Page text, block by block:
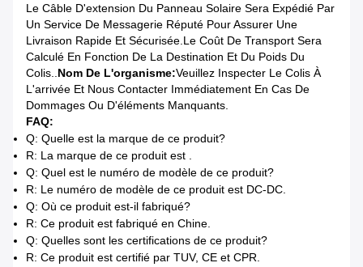
Le Câble D'extension Du Panneau Solaire Sera Expédié Par
Un Service De Messagerie Réputé Pour Assurer Une
Livraison Rapide Et Sécurisée.Le Coût De Transport Sera
Calculé En Fonction De La Destination Et Du Poids Du
Colis..Nom De L'organisme:Veuillez Inspecter Le Colis À
L'arrivée Et Nous Contacter Immédiatement En Cas De
Dommages Ou D'éléments Manquants.
FAQ:
Q: Quelle est la marque de ce produit?
R: La marque de ce produit est .
Q: Quel est le numéro de modèle de ce produit?
R: Le numéro de modèle de ce produit est DC-DC.
Q: Où ce produit est-il fabriqué?
R: Ce produit est fabriqué en Chine.
Q: Quelles sont les certifications de ce produit?
R: Ce produit est certifié par TUV, CE et CPR.